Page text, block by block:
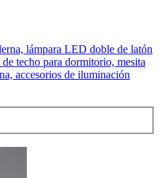
lámpara LED doble de latón
techo para dormitorio, mesita
accesorios de iluminación